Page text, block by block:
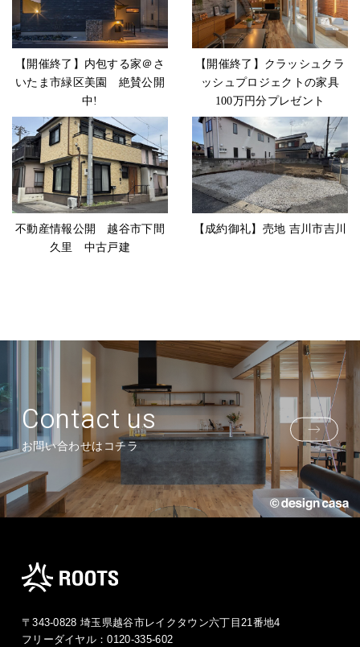
【開催終了】内包する家＠さ
いたま市緑区美園 絶賛公開
中!
【開催終了】クラッシュクラ
ッシュプロジェクトの家具
100万円分プレゼント
不動産情報公開 越谷市下間
久里 中古戸建
【成約御礼】売地 吉川市吉川
Contact us
お問い合わせはコチラ
〒343-0828 埼玉県越谷市レイクタウン六丁目21番地4
フリーダイヤル：0120-335-602